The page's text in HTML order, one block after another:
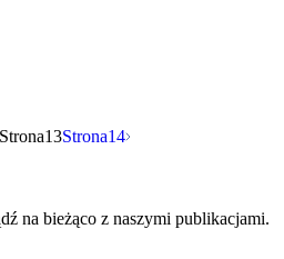
Strona13Strona14
na bieżąco z naszymi publikacjami.